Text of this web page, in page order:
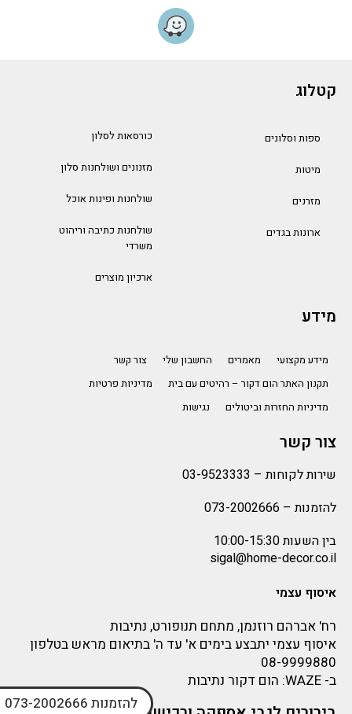
להזמנות 073-2002666
קטלוג
ספות וסלונים
מיטות
מזרנים
ארונות בגדים
כורסאות לסלון
מזנונים ושולחנות סלון
שולחנות ופינות אוכל
שולחנות כתיבה וריהוט
משרדי
ארכיון מוצרים
מידע
מידע מקצועי מאמרים החשבון שלי
צור קשר
תקנון האתר הום דקור – רהיטים עם בית
מדיניות פרטיות
מדיניות החזרות וביטולים
נגישות
צור קשר
שירות לקוחות – 03-9523333
להזמנות – 073-2002666
בין השעות 10:00-15:30
sigal@home-decor.co.il
איסוף עצמי
רח' אברהם רוזנמן, מתחם תנופורט, נתיבות
איסוף עצמי יתבצע בימים א' עד ה' בתיאום מראש בטלפון
08-9999880
ב- WAZE: הום דקור נתיבות